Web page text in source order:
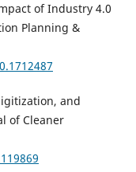
of Industry 4.0
Planning &
and
of Cleaner